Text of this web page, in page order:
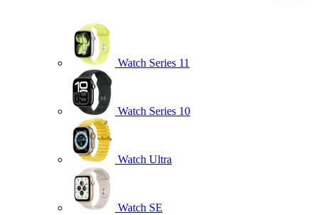
Watch Series 11
Watch Series 10
Watch Ultra
Watch SE